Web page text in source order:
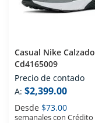
Casual Nike Calzado
Cd4165009
Precio de contado
A: $2,399.00
Desde $73.00
semanales con Crédito